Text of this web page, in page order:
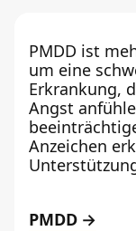
PMDD ist
um eine
Erkrankung,
Angst
Anzeichen
PMDD